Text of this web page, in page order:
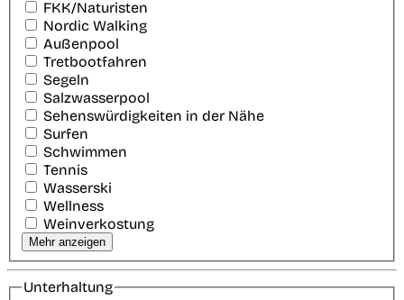
FKK/Naturisten
Nordic Walking
Außenpool
Tretbootfahren
Segeln
Salzwasserpool
Sehenswürdigkeiten in der Nähe
Surfen
Schwimmen
Tennis
Wasserski
Wellness
Weinverkostung
Mehr anzeigen
Unterhaltung